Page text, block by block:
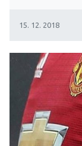
15. 12. 2018